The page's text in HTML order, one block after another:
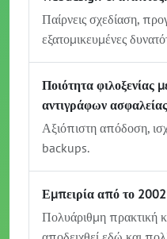
Παίρνεις σχεδίαση,
εξατομικευμένες
Ποιότητα φιλοξενίας
αντιγράφων ασφαλείας
Αξιόπιστη απόδοση,
backups.
Εμπειρία από το 2002
Πολυάριθμη πρακτική